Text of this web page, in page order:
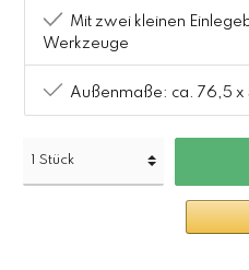
Mit zwei kleinen
Werkzeuge
Außenmaße: ca. 76,5 x